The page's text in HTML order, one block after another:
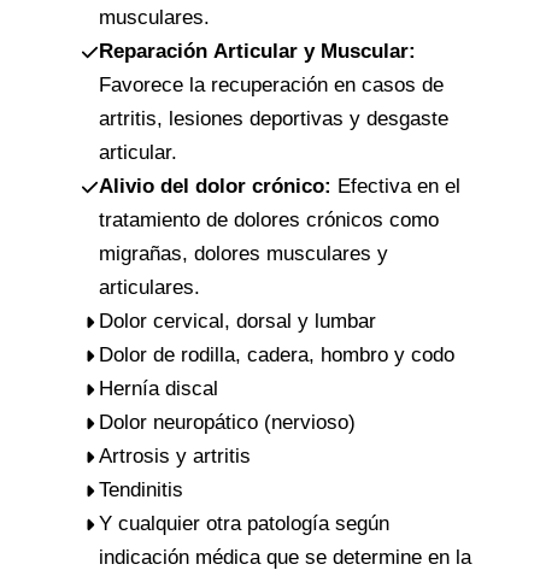
musculares.
Reparación Articular y Muscular:
Favorece la recuperación en casos de
artritis, lesiones deportivas y desgaste
articular.
Alivio del dolor crónico: Efectiva en el
tratamiento de dolores crónicos como
migrañas, dolores musculares y
articulares.
Dolor cervical, dorsal y lumbar
Dolor de rodilla, cadera, hombro y codo
Hernía discal
Dolor neuropático (nervioso)
Artrosis y artritis
Tendinitis
Y cualquier otra patología según
indicación médica que se determine en la